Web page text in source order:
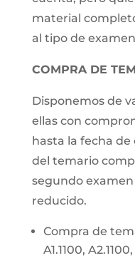
material
al tipo de
COMPRA DE
Disponemos de
ellas con
hasta la fecha
del temario
segundo
reducido.
Compra de
A1.1100,